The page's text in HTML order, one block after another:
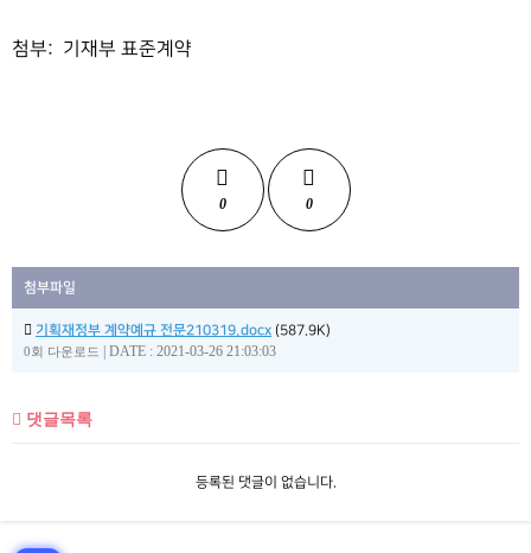
첨부: 기재부 표준계약
0 0
첨부파일
기획재정부 계약예규 전문210319.docx (587.9K)
0회 다운로드 DATE : 2021-03-26 21:03:03
댓글목록
등록된 댓글이 없습니다.